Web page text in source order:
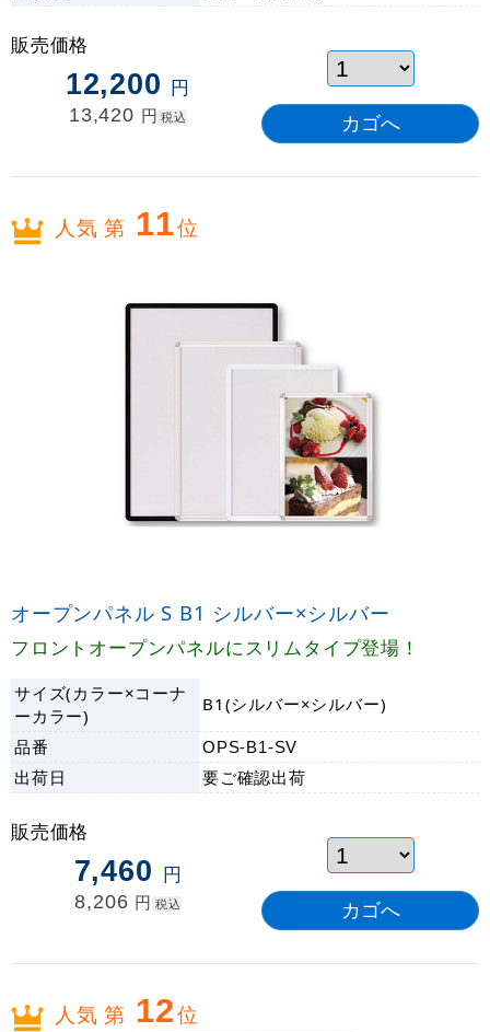
販売価格
12,200 円
13,420 円 税込
人気 第 11位
オープンパネル S B1 シルバー×シルバー
フロントオープンパネルにスリムタイプ登場！
サイズ(カラー×コーナ
ーカラー)
B1(シルバー×シルバー)
品番
OPS-B1-SV
出荷日 要ご確認出荷
販売価格
7,460 円
8,206 円 税込
人気 第 12位